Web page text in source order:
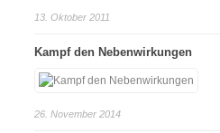
13. Oktober 2011
Kampf den Nebenwirkungen
26. November 2014